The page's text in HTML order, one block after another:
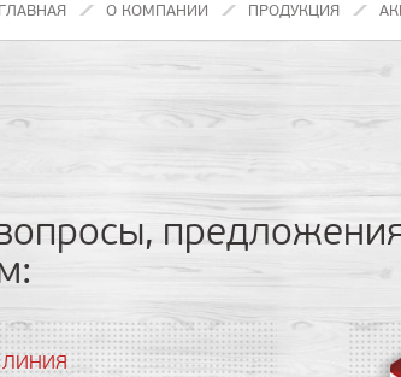
ГЛАВНАЯ О КОМПАНИИ ПРОДУКЦИЯ
вопросы,
ЛИНИЯ